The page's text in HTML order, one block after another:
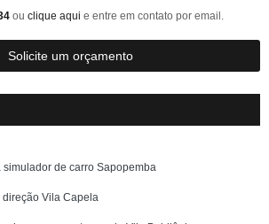
ou clique aqui e entre em contato por email.
Solicite um orçamento
de carro Sapopemba
Vila Capela